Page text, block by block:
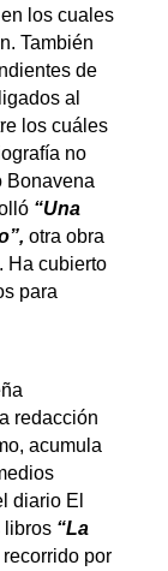
los cuales
También
de
al
los cuáles
no
Bonavena
“Una
otra obra
Ha cubierto
para
redacción
acumula
diario El
libros “La
por